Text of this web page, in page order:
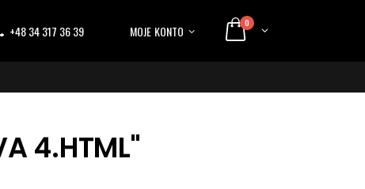
+48 34 317 36 39 MOJE KONTO 0
4.HTML"